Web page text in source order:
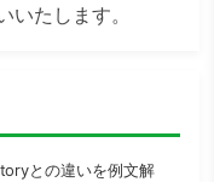
たします。
との違いを例文解